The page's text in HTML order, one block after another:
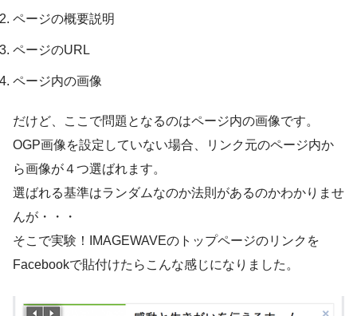
ページの概要説明
ページのURL
ページ内の画像
だけど、ここで問題となるのはページ内の画像です。
OGP画像を設定していない場合、リンク元のページ内か
ら画像が４つ選ばれます。
選ばれる基準はランダムなのか法則があるのかわかりませ
んが・・・
そこで実験！IMAGEWAVEのトップページのリンクを
Facebookで貼付けたらこんな感じになりました。